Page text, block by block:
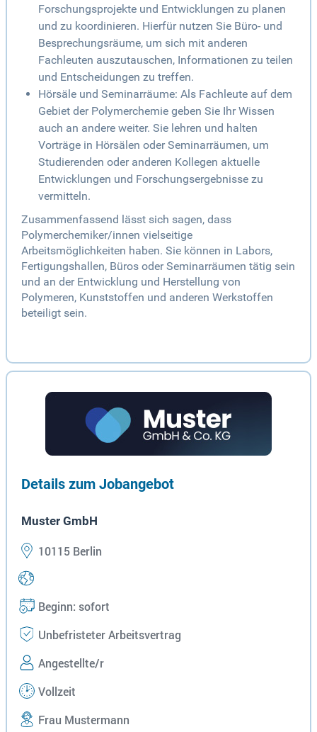
Forschungsprojekte und Entwicklungen zu planen
und zu koordinieren. Hierfür nutzen Sie Büro- und
Besprechungsräume, um sich mit anderen
Fachleuten auszutauschen, Informationen zu teilen
und Entscheidungen zu treffen.
Hörsäle und Seminarräume: Als Fachleute auf dem
Gebiet der Polymerchemie geben Sie Ihr Wissen
auch an andere weiter. Sie lehren und halten
Vorträge in Hörsälen oder Seminarräumen, um
Studierenden oder anderen Kollegen aktuelle
Entwicklungen und Forschungsergebnisse zu
vermitteln.
Zusammenfassend lässt sich sagen, dass
Polymerchemiker/innen vielseitige
Arbeitsmöglichkeiten haben. Sie können in Labors,
Fertigungshallen, Büros oder Seminarräumen tätig sein
und an der Entwicklung und Herstellung von
Polymeren, Kunststoffen und anderen Werkstoffen
beteiligt sein.
Details zum Jobangebot
Muster GmbH
10115 Berlin
Beginn: sofort
Unbefristeter Arbeitsvertrag
Angestellte/r
Vollzeit
Frau Mustermann